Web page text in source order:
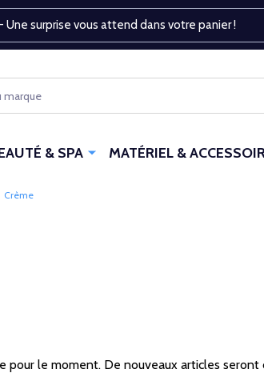
surprise vous attend dans votre panier !
& SPA MATÉRIEL &
Crème
pour le moment. De nouveaux articles